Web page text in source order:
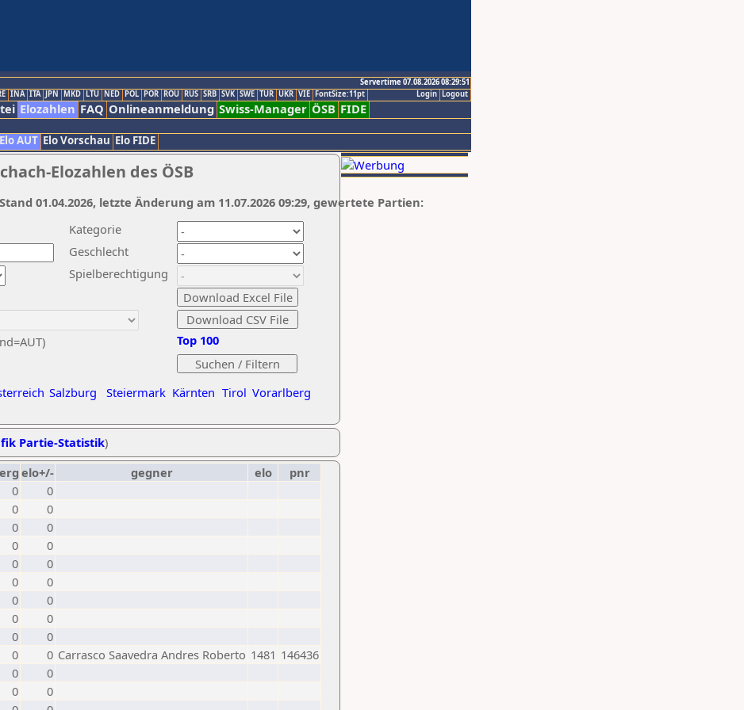
Servertime 07.08.2026 08:29:51
Logout
Login
INA ITA JPN MKD LTU NED POL POR ROU RUS SRB SVK SWE TUR UKR VIE FontSize:11pt
Elozahlen FAQ Onlineanmeldung Swiss-Manager ÖSB FIDE
Elo AUT Elo Vorschau Elo FIDE
Elozahlen des ÖSB
Kategorie
Geschlecht
Spielberechtigung
Salzburg Steiermark Kärnten Tirol Vorarlberg
Top 100
01.04.2026, letzte Änderung am 11.07.2026 09:29, gewertete Partien:
Partie-Statistik)
erg elo+/- gegner elo
pnr
0
0
0
0
0
0
0
0
0
0
0
0
0
0
0
0
0
0
0 0 Carrasco Saavedra Andres Roberto 1481 146436
0
0
0
0